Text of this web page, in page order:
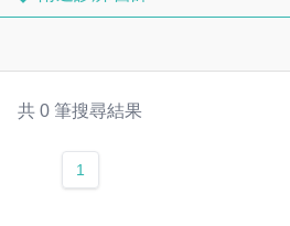
共 0 筆搜尋結果
1